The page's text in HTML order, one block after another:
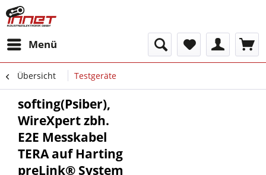
Menü
Übersicht Testgeräte
softing(Psiber),
WireXpert zbh.
E2E Messkabel
TERA auf Harting
preLink® System